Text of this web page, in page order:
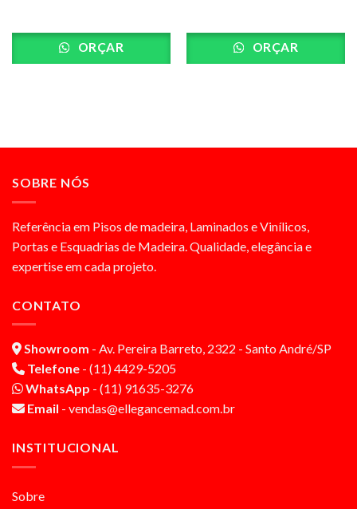
ORÇAR ORÇAR
SOBRE NÓS
Referência em Pisos de madeira, Laminados e Vinílicos,
Portas e Esquadrias de Madeira. Qualidade, elegância e
expertise em cada projeto.
CONTATO
Showroom - Av. Pereira Barreto, 2322 - Santo André/SP
Telefone - (11) 4429-5205
WhatsApp - (11) 91635-3276
Email - vendas@ellegancemad.com.br
INSTITUCIONAL
Sobre